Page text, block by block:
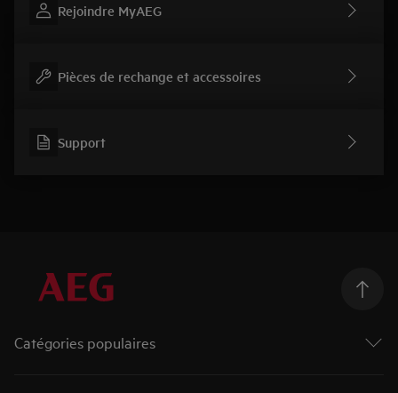
Rejoindre MyAEG
Pièces de rechange et accessoires
Support
Catégories populaires